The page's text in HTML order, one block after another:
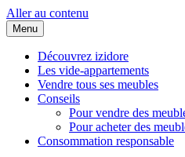
Aller au contenu
Menu
Découvrez izidore
Les vide-appartements
Vendre tous ses meubles
Conseils
Pour vendre des
Pour acheter des
Consommation responsable